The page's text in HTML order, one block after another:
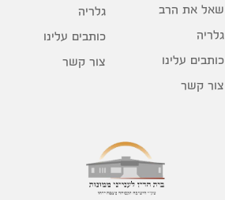
שאל את הרב
גלריה
כותבים עלינו
צור קשר
גלריה
כותבים עלינו
צור קשר